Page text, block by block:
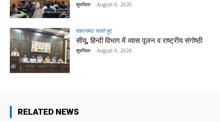
शुभजिता - August 6, 2026
शहरनामा/ चलते हुए
सीयू, हिन्दी विभाग में व्यास पूजन व राष्ट्रीय संगोष्ठी
शुभजिता - August 6, 2026
RELATED NEWS